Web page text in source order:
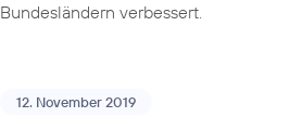
Bundesländern verbessert.
12. November 2019